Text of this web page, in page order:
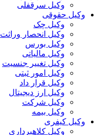
وکیل سرقفلی
وکیل حقوقی
وکیل چک
وکیل انحصار وراثت
وکیل بورس
وکیل مالیاتی
وکیل تغییر جنسیت
وکیل امور ثبتی
وکیل قرار داد
وکیل ارز دیجیتال
وکیل شرکت
وکیل بیمه
وکیل کیفری
وکیل کلاهبرداری